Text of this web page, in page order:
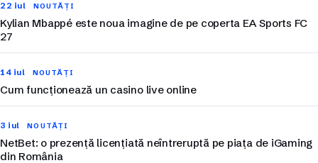
22 iul NOUTĂȚI
Kylian Mbappé este noua imagine de pe coperta EA Sports FC
27
14 iul NOUTĂȚI
Cum funcționează un casino live online
3 iul NOUTĂȚI
NetBet: o prezență licențiată neîntreruptă pe piața de iGaming
din România